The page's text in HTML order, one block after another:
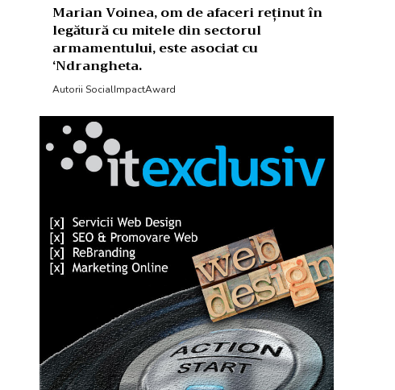
Marian Voinea, om de afaceri reținut în
legătură cu mitele din sectorul
armamentului, este asociat cu
‘Ndrangheta.
Autorii SocialImpactAward